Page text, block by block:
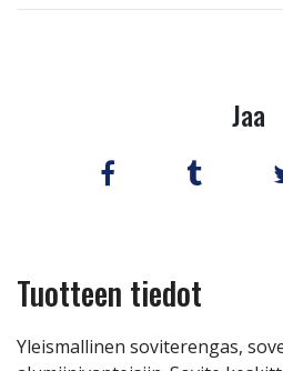
Jaa
Tuotteen tiedot
Yleismallinen soviterengas,